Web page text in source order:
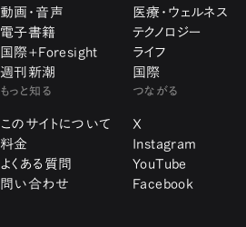
動画・音声
電子書籍
国際+Foresight
週刊新潮
医療・ウェルネス
テクノロジー
ライフ
国際
もっと知る
このサイトについて
料金
よくある質問
問い合わせ
つながる
X
Instagram
YouTube
Facebook